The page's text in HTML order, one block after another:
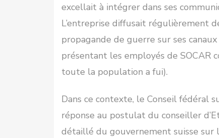
excellait à intégrer dans ses
L’entreprise diffusait régulièrement
propagande de guerre sur ses
présentant les employés de SOCAR
toute la population a fui).
Dans ce contexte, le Conseil fédéral
réponse au postulat du conseiller
détaillé du gouvernement suisse sur